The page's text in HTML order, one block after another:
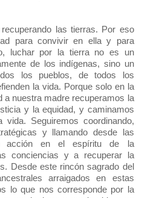
las tierras. Por eso
para convivir en ella y para
luchar por la tierra no es un
de los indígenas, sino un
los pueblos, de todos los
la vida. Porque solo en la
a nuestra madre recuperamos la
y la equidad, y caminamos
vida. Seguiremos coordinando,
y llamando desde las
acción en el espíritu de la
conciencias y a recuperar la
Desde este rincón sagrado del
arraigados en estas
lo que nos corresponde por la